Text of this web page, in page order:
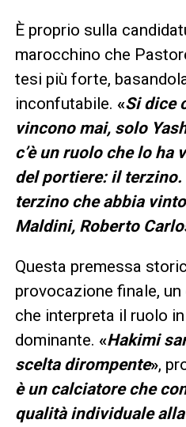
È proprio sulla
marocchino che
tesi più forte,
inconfutabile. «Si dice
vincono mai, solo
c’è un ruolo che lo ha
del portiere: il terzino.
terzino che abbia
Maldini, Roberto
Questa premessa
provocazione finale,
che interpreta il ruolo
dominante. «Hakimi
scelta dirompente»,
è un calciatore che
qualità individuale